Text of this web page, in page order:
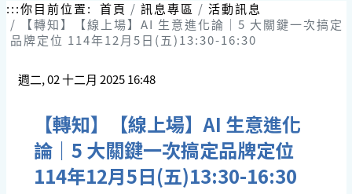
跳:::你目前位置: 首頁 訊息專區
活動訊息
【轉知】【線上場】AI 生意進化論｜5 大關鍵一次搞定
品牌定位 114年12月5日(五)13:30-16:30
週二, 02 十二月 2025 16:48
【轉知】【線上場】AI 生意進化
論｜5 大關鍵一次搞定品牌定位
114年12月5日(五)13:30-16:30